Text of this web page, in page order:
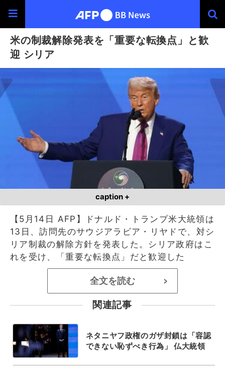
米の制裁解除発表を「重要な転換点」と歓
迎 シリア
caption +
【5月14日 AFP】ドナルド・トランプ米大統領は
13日、訪問先のサウジアラビア・リヤドで、対シ
リア制裁の解除方針を発表した。シリア政府はこ
れを受け、「重要な転換点」だと歓迎した
全文を読む >
関連記事
ネタニヤフ政権のガザ封鎖は「容認
できない恥ずべき行為」 仏大統領